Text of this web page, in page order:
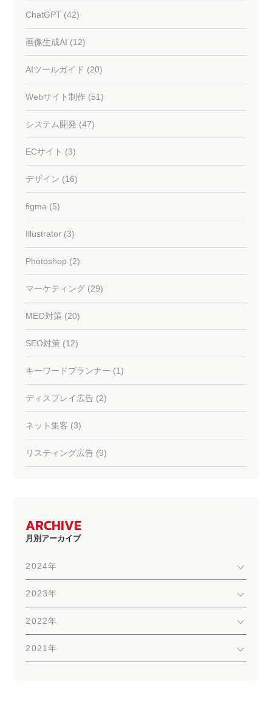
ChatGPT (42)
画像生成AI (12)
AIツールガイド (20)
Webサイト制作 (51)
システム開発 (47)
ECサイト (3)
デザイン (16)
figma (5)
Illustrator (3)
Photoshop (2)
マーケティング (29)
MEO対策 (20)
SEO対策 (12)
キーワードプランナー (1)
ディスプレイ広告 (2)
ネット集客 (3)
リスティング広告 (9)
ARCHIVE
月別アーカイブ
2024年
2023年
2022年
2021年